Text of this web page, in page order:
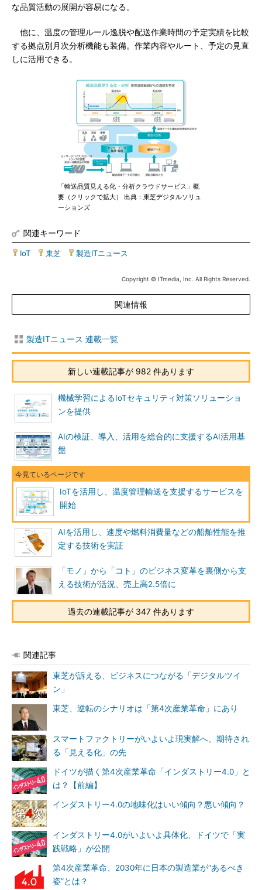
な品質活動の展開が容易になる。
他に、温度の管理ルール逸脱や配送作業時間の予定実績を比較
する拠点別月次分析機能も装備。作業内容やルート、予定の見直
しに活用できる。
「輸送品質見える化・分析クラウドサービス」概
要（クリックで拡大） 出典：東芝デジタルソリュ
ーションズ
関連キーワード
IoT 東芝 製造ITニュース
Copyright © ITmedia, Inc. All Rights Reserved.
関連情報
製造ITニュース 連載一覧
新しい連載記事が 982 件あります
機械学習によるIoTセキュリティ対策ソリューショ
ンを提供
AIの検証、導入、活用を総合的に支援するAI活用基
盤
IoTを活用し、温度管理輸送を支援するサービスを
開始
AIを活用し、速度や燃料消費量などの船舶性能を推
定する技術を実証
「モノ」から「コト」のビジネス変革を裏側から支
える技術が活況、売上高2.5倍に
過去の連載記事が 347 件あります
関連記事
東芝が訴える、ビジネスにつながる「デジタルツイ
ン」
東芝、逆転のシナリオは「第4次産業革命」にあり
スマートファクトリーがいよいよ現実解へ、期待され
る「見える化」の先
ドイツが描く第4次産業革命「インダストリー4.0」と
は？【前編】
インダストリー4.0の地味化はいい傾向？悪い傾向？
インダストリー4.0がいよいよ具体化、ドイツで「実
践戦略」が公開
第4次産業革命、2030年に日本の製造業が“あるべき
姿”とは？